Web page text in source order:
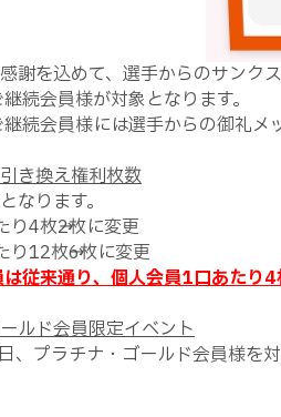
謝を込めて、選手からのサンク
続会員様が対象となります。
続会員様には選手からの御礼メ
き換え権利枚数
なります。
4枚→2枚に変更
り12枚→6枚に変更
従来通り、個人会員1口あたり4
ルド会員限定イベント
、プラチナ・ゴールド会員様を